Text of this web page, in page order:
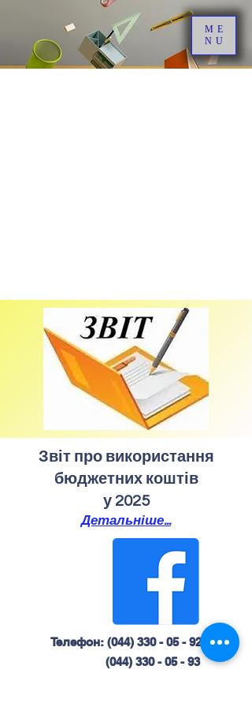
ME
NU
Звіт про використання
бюджетних коштів
у 2025
Детальніше...
Телефон: (044) 330 - 05 - 92
(044) 330 - 05 - 93